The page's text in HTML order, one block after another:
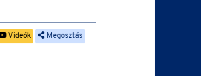
Videók Megosztás